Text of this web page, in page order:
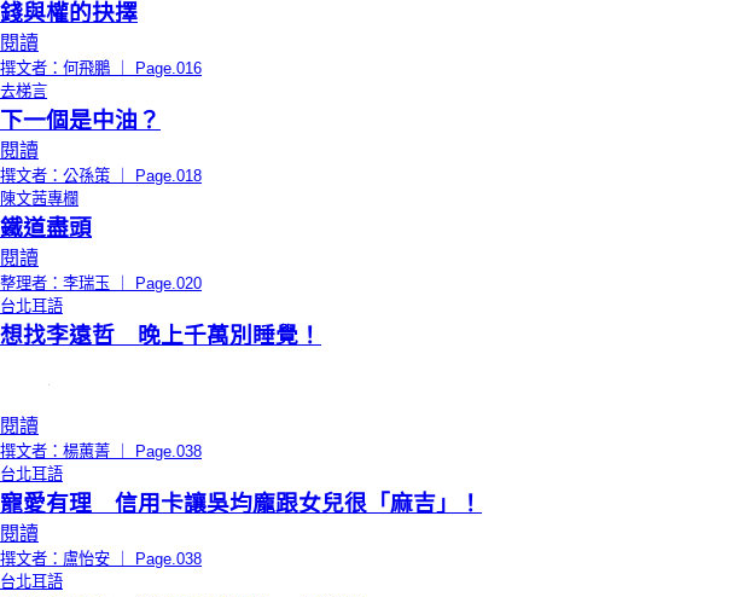
錢與權的抉擇
閱讀
撰文者：何飛鵬 ｜ Page.016
去梯言
下一個是中油？
閱讀
撰文者：公孫策 ｜ Page.018
陳文茜專欄
鐵道盡頭
閱讀
整理者：李瑞玉 ｜ Page.020
台北耳語
想找李遠哲 晚上千萬別睡覺！
閱讀
撰文者：楊蕙菁 ｜ Page.038
台北耳語
寵愛有理 信用卡讓吳均龐跟女兒很「麻吉」！
閱讀
撰文者：盧怡安 ｜ Page.038
台北耳語